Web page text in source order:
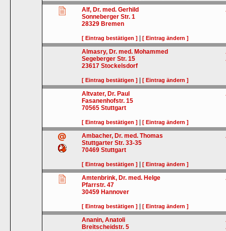
Alf, Dr. med. Gerhild
Sonneberger Str. 1
28329 Bremen
[ Eintrag bestätigen ] |[ Eintrag ändern ]
Almasry, Dr. med. Mohammed
Segeberger Str. 15
23617 Stockelsdorf
[ Eintrag bestätigen ] |[ Eintrag ändern ]
Altvater, Dr. Paul
Fasanenhofstr. 15
70565 Stuttgart
[ Eintrag bestätigen ] |[ Eintrag ändern ]
Ambacher, Dr. med. Thomas
Stuttgarter Str. 33-35
70469 Stuttgart
[ Eintrag bestätigen ] |[ Eintrag ändern ]
Amtenbrink, Dr. med. Helge
Pfarrstr. 47
30459 Hannover
[ Eintrag bestätigen ] |[ Eintrag ändern ]
Ananin, Anatoli
Breitscheidstr. 5